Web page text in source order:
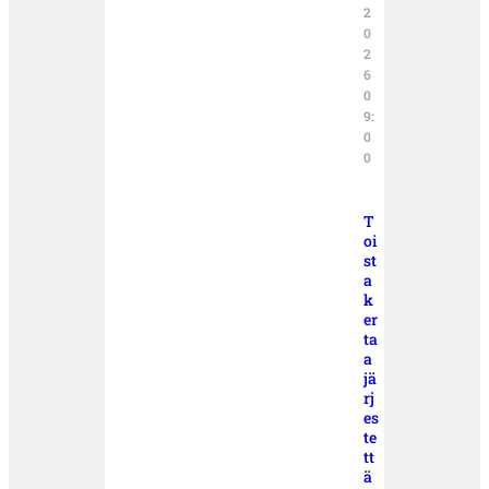
2
0
2
6
0
9:
0
0
T
oi
st
a
k
er
ta
a
jä
rj
es
te
tt
ä